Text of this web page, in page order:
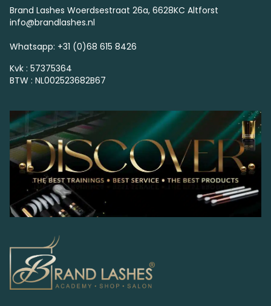
Brand Lashes Woerdsestraat 26a, 6628KC Altforst
info@brandlashes.nl
Whatsapp: +31 (0)68 615 8426
Kvk : 57375364
BTW : NL002523682B67